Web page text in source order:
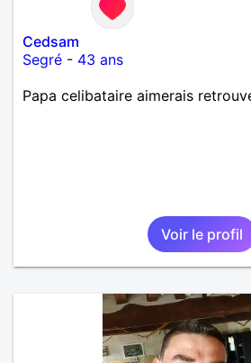
Cedsam
Segré - 43 ans
Papa celibataire aimerais
Voir le profil